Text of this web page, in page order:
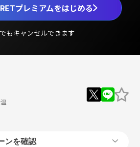
プレミアムをはじめる
もキャンセルできます
ンを確認